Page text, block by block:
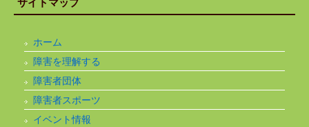
サイトマップ
ホーム
障害を理解する
障害者団体
障害者スポーツ
イベント情報